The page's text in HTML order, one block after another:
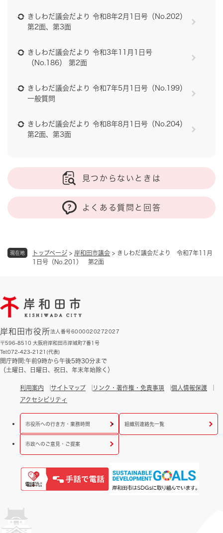
現在地 トップページ > 岸和田市議会 > きしわだ議会だより 令和7年11月
1日号（No.201） 第2面
きしわだ議会だより 令和8年2月1日号（No.202）
第2面、第3面
きしわだ議会だより 令和3年11月1日号
（No.186） 第2面
きしわだ議会だより 令和7年5月1日号（No.199）
一般質問
きしわだ議会だより 令和8年8月1日号（No.204）
第2面、第3面
見つからないときは
よくある質問と回答
岸和田市役所法人番号6000020272027
〒596-8510 大阪府岸和田市岸城町7番1号
Tel:072-423-2121(代表)
開庁時間:午前9時から午後5時30分まで
（土曜日、日曜日、祝日、年末年始除く）
利用案内 サイトマップ リンク・著作権・免責事項
個人情報保護
アクセシビリティ
市役所への行き方・業務時間 組織別連絡先一覧
市政へのご意見・ご提案